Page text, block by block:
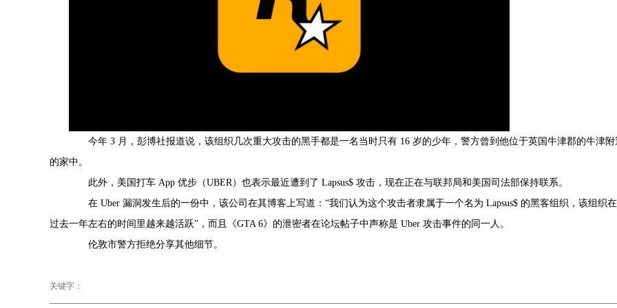
今年 3 月，彭博社报道说，该组织几次重大攻击的黑手都是一名当时只有 16 岁的少年，警方曾到他位于英国牛津郡的牛津附
的家中。
此外，美国打车 App 优步（UBER）也表示最近遭到了 Lapsus$ 攻击，现在正在与联邦局和美国司法部保持联系。
在 Uber 漏洞发生后的一份中，该公司在其博客上写道：“我们认为这个攻击者隶属于一个名为 Lapsus$ 的黑客组织，该组织在
过去一年左右的时间里越来越活跃”，而且《GTA 6》的泄密者在论坛帖子中声称是 Uber 攻击事件的同一人。
伦敦市警方拒绝分享其他细节。
关键字：